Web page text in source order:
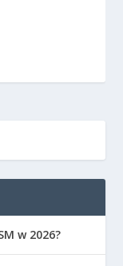
w 2026?